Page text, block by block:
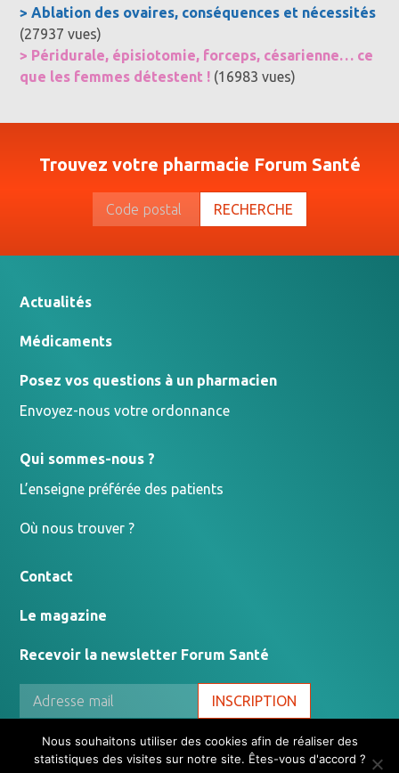
> Ablation des ovaires, conséquences et nécessités
(27937 vues)
> Péridurale, épisiotomie, forceps, césarienne… ce
que les femmes détestent ! (16983 vues)
Trouvez votre pharmacie Forum Santé
RECHERCHE
Actualités
Médicaments
Posez vos questions à un pharmacien
Envoyez-nous votre ordonnance
Qui sommes-nous ?
L’enseigne préférée des patients
Où nous trouver ?
Contact
Le magazine
Recevoir la newsletter Forum Santé
INSCRIPTION
Mentions légales - Propulsé par l'agence Oktoweb
Nous souhaitons utiliser des cookies afin de réaliser des
statistiques des visites sur notre site. Êtes-vous d'accord ?